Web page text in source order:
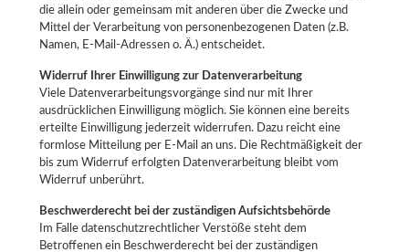
die allein oder gemeinsam mit anderen über die Zwecke und
Mittel der Verarbeitung von personenbezogenen Daten (z.B.
Namen, E-Mail-Adressen o. Ä.) entscheidet.
Widerruf Ihrer Einwilligung zur Datenverarbeitung
Viele Datenverarbeitungsvorgänge sind nur mit Ihrer
ausdrücklichen Einwilligung möglich. Sie können eine bereits
erteilte Einwilligung jederzeit widerrufen. Dazu reicht eine
formlose Mitteilung per E-Mail an uns. Die Rechtmäßigkeit der
bis zum Widerruf erfolgten Datenverarbeitung bleibt vom
Widerruf unberührt.
Beschwerderecht bei der zuständigen Aufsichtsbehörde
Im Falle datenschutzrechtlicher Verstöße steht dem
Betroffenen ein Beschwerderecht bei der zuständigen